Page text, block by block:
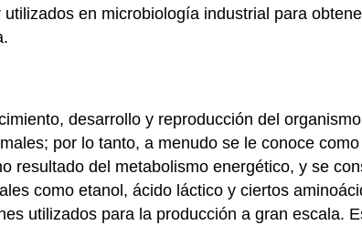
en microbiología industrial para
desarrollo y reproducción del
por lo tanto, a menudo se le conoce
resultado del metabolismo energético, y se
como etanol, ácido láctico y ciertos
utilizados para la producción a gran escala.